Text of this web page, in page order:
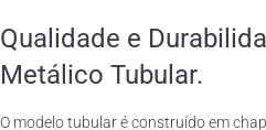
Qualidade e
Metálico Tubular.
O modelo tubular é construído em